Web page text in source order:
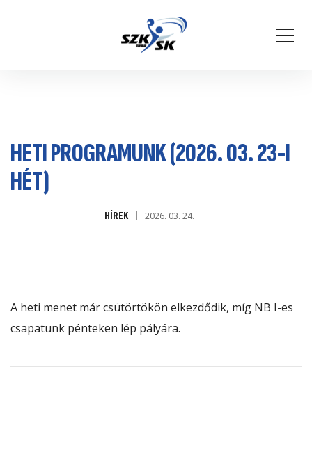
HETI PROGRAMUNK (2026. 03. 23-I
HÉT)
HÍREK 2026. 03. 24.
A heti menet már csütörtökön elkezdődik, míg NB I-es
csapatunk pénteken lép pályára.